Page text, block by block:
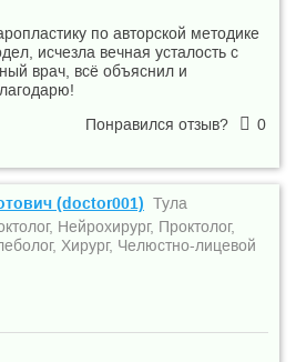
по авторской методике
исчезла вечная усталость с
врач, всё объяснил и
Понравился отзыв?
0
(doctor001) Тула
Нейрохирург, Проктолог,
Хирург, Челюстно-лицевой